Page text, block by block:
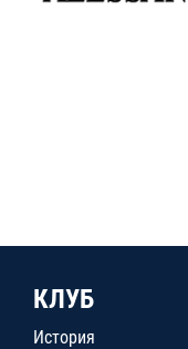
КЛУБ
История